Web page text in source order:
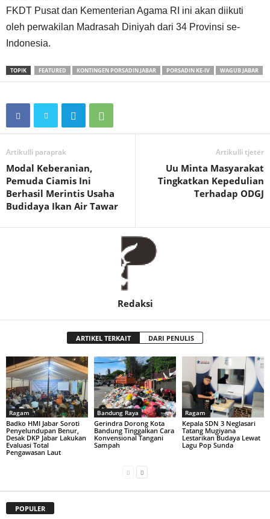
FKDT Pusat dan Kementerian Agama RI ini akan diikuti
oleh perwakilan Madrasah Diniyah dari 34 Provinsi se-
Indonesia.
TOPIK FEATURED KONTINGEN PORSADIN JABAR PORSADIN KE-IV WAGUB JABAR
Artikulli paraprak
Modal Keberanian,
Pemuda Ciamis Ini
Berhasil Merintis Usaha
Budidaya Ikan Air Tawar
Artikulli tjetër
Uu Minta Masyarakat
Tingkatkan Kepedulian
Terhadap ODGJ
Redaksi
ARTIKEL TERKAIT DARI PENULIS
Ragam
Badko HMI Jabar Soroti
Penyelundupan Benur,
Desak DKP Jabar Lakukan
Evaluasi Total
Pengawasan Laut
Bandung Raya
Gerindra Dorong Kota
Bandung Tinggalkan Cara
Konvensional Tangani
Sampah
Ragam
Kepala SDN 3 Neglasari
Tatang Mugiyana
Lestarikan Budaya Lewat
Lagu Pop Sunda
POPULER